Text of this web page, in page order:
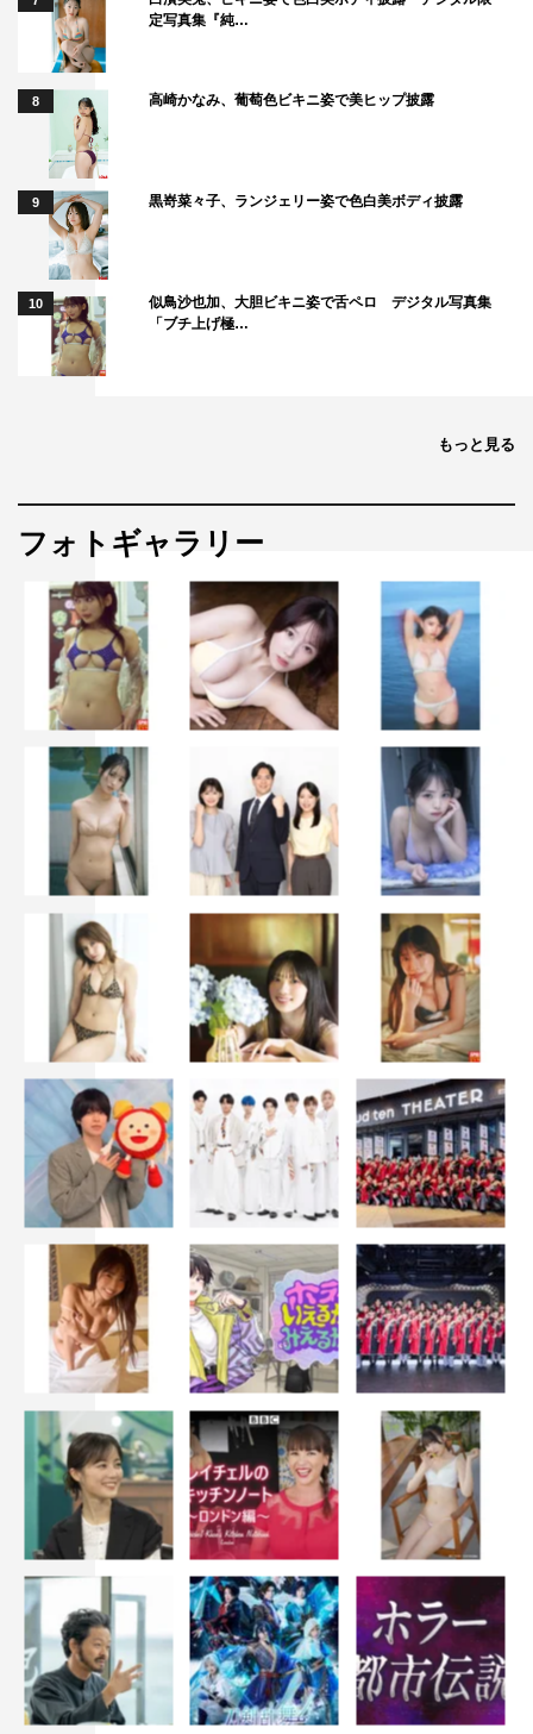
定写真集『純…
8 高崎かなみ、葡萄色ビキニ姿で美ヒップ披露
9 黒嵜菜々子、ランジェリー姿で色白美ボディ披露
10
似鳥沙也加、大胆ビキニ姿で舌ペロ デジタル写真集
「ブチ上げ極…
もっと見る
フォトギャラリー